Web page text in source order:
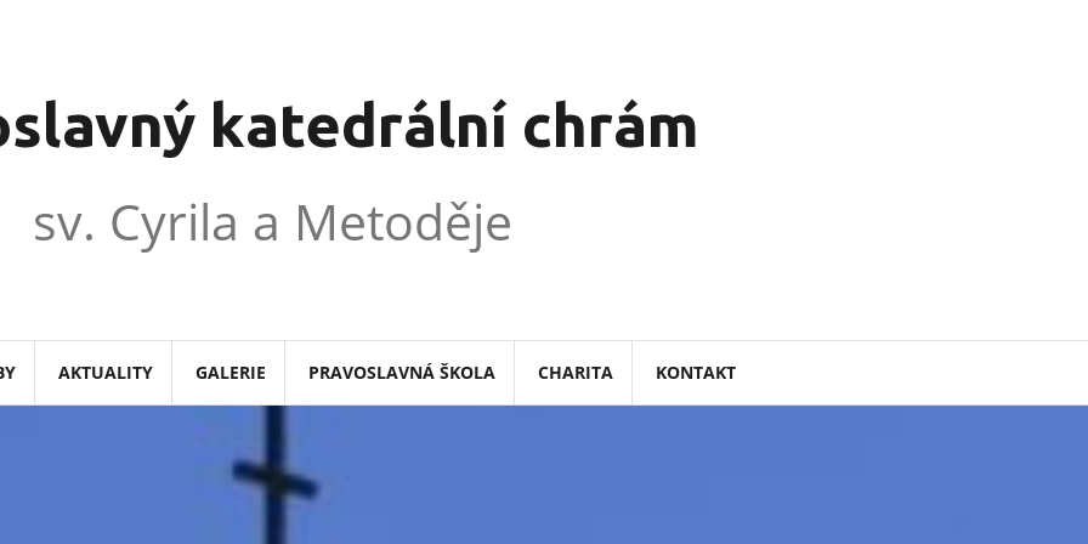
katedrální chrám
sv. Cyrila a Metoděje
AKTUALITY GALERIE PRAVOSLAVNÁ ŠKOLA CHARITA KONTAKT